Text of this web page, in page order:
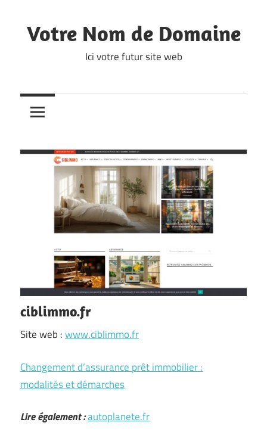
to
content
Votre Nom de Domaine
Ici votre futur site web
ciblimmo.fr
Site web :www.ciblimmo.fr
Changement d’assurance prêt immobilier :
modalités et démarches
Lire également :autoplanete.fr